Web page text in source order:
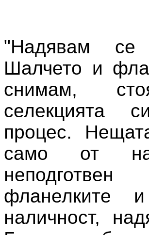
"Надявам
Шалчето и
снимам,
селекцията
процес.
само от
наличност,